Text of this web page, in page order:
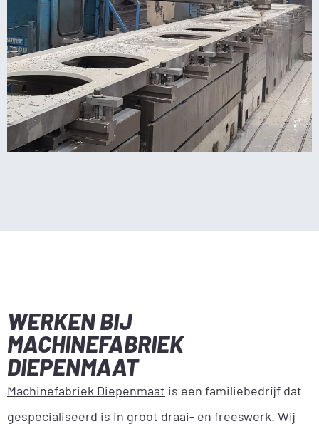
WERKEN BIJ
MACHINEFABRIEK
DIEPENMAAT
Machinefabriek Diepenmaat is een familiebedrijf dat
gespecialiseerd is in groot draai- en freeswerk. Wij